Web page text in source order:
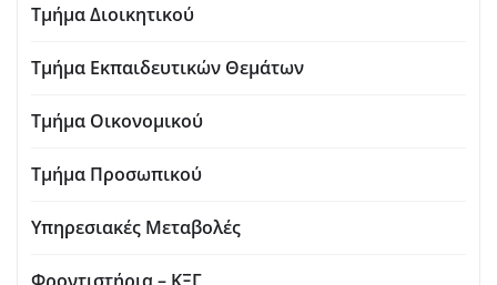
Τμήμα Διοικητικού
Τμήμα Εκπαιδευτικών Θεμάτων
Τμήμα Οικονομικού
Τμήμα Προσωπικού
Υπηρεσιακές Μεταβολές